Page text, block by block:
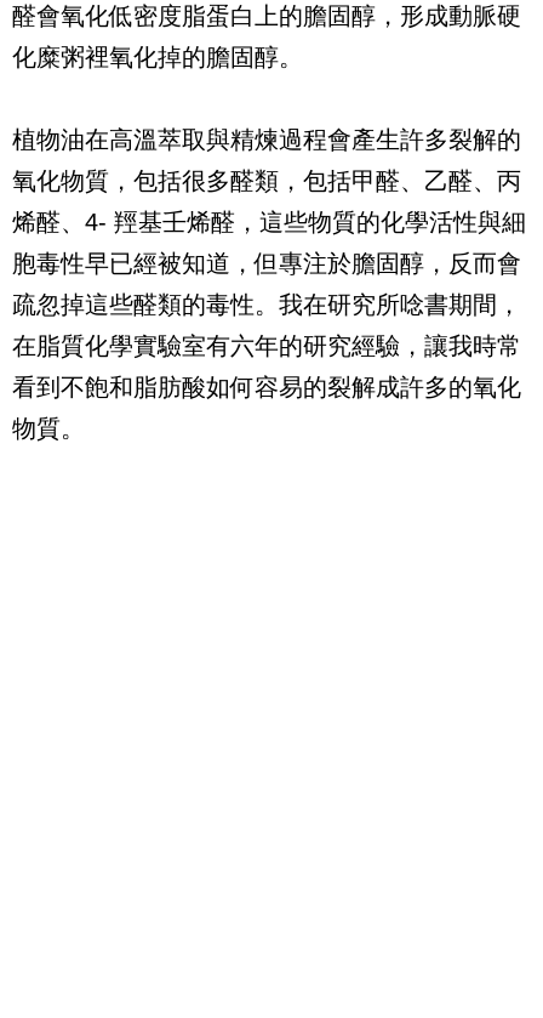
醛會氧化低密度脂蛋白上的膽固醇，形成動脈硬
化糜粥裡氧化掉的膽固醇。
植物油在高溫萃取與精煉過程會產生許多裂解的
氧化物質，包括很多醛類，包括甲醛、乙醛、丙
烯醛、 4- 羥基壬烯醛，這些物質的化學活性與細
胞毒性早已經被知道，但專注於膽固醇，反而會
疏忽掉這些醛類的毒性。我在研究所唸書期間，
在脂質化學實驗室有六年的研究經驗，讓我時常
看到不飽和脂肪酸如何容易的裂解成許多的氧化
物質。